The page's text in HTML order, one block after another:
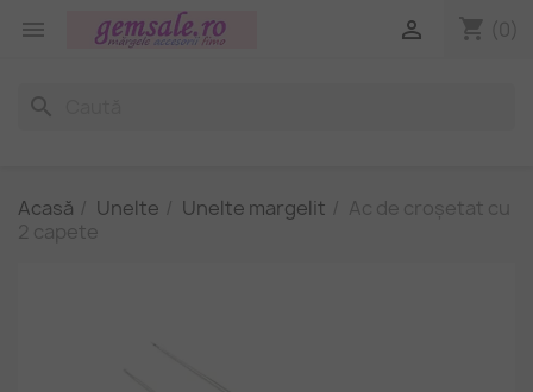
 shopping_cart (0)

search
Acasă Unelte Unelte margelit
Ac de croșetat cu
2 capete